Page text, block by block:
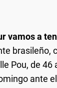
vamos a
brasileño,
Pou, de
ante